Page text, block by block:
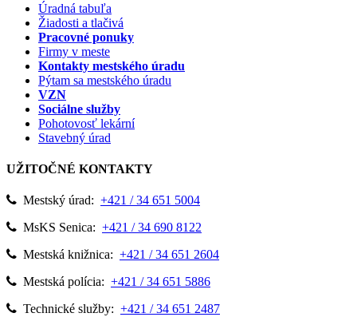
Úradná tabuľa
Žiadosti a tlačivá
Pracovné ponuky
Firmy v meste
Kontakty mestského úradu
Pýtam sa mestského úradu
VZN
Sociálne služby
Pohotovosť lekární
Stavebný úrad
UŽITOČNÉ KONTAKTY
Mestský úrad: +421 / 34 651 5004
MsKS Senica: +421 / 34 690 8122
Mestská knižnica: +421 / 34 651 2604
Mestská polícia: +421 / 34 651 5886
Technické služby: +421 / 34 651 2487